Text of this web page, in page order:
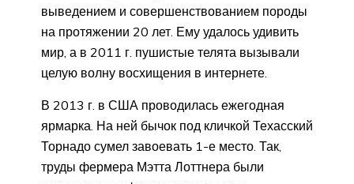
выведением и совершенствованием породы
на протяжении 20 лет. Ему удалось удивить
мир, а в 2011 г. пушистые телята вызывали
целую волну восхищения в интернете.
В 2013 г. в США проводилась ежегодная
ярмарка. На ней бычок под кличкой Техасский
Торнадо сумел завоевать 1-е место. Так,
труды фермера Мэтта Лоттнера были